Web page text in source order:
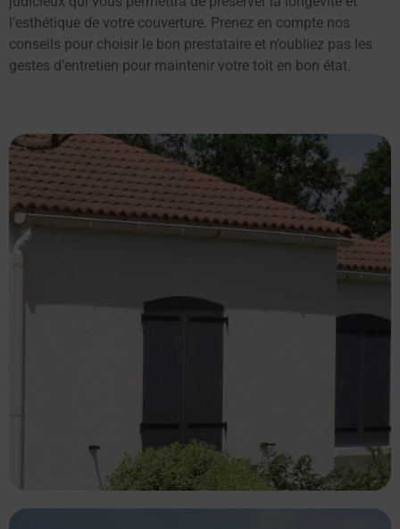
l’esthétique de votre couverture. Prenez en compte nos
conseils pour choisir le bon prestataire et n’oubliez pas les
gestes d’entretien pour maintenir votre toit en bon état.